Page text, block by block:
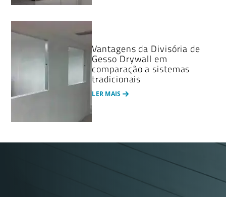
Vantagens da Divisória de
Gesso Drywall em
comparação a sistemas
tradicionais
LER MAIS